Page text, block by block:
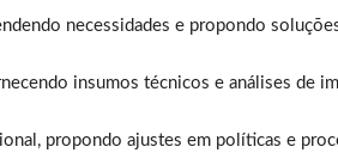
necessidades e propondo
insumos técnicos e análises de
propondo ajustes em políticas e